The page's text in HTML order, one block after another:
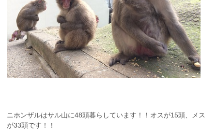
ニホンザルはサル山に48頭暮らしています！！オスが15頭、メス
が33頭です！！